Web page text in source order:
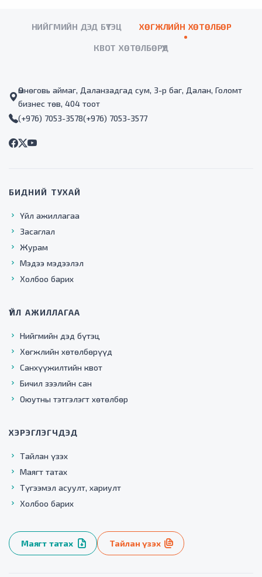
НИЙГМИЙН ДЭД БҮТЭЦ ХӨГЖЛИЙН ХӨТӨЛБӨР
КВОТ ХӨТӨЛБӨРҮҮД
Өмнөговь аймаг, Даланзадгад сум, 3-р баг, Далан, Голомт
бизнес төв, 404 тоот
(+976) 7053-3578(+976) 7053-3577
БИДНИЙ ТУХАЙ
Үйл ажиллагаа
Засаглал
Журам
Мэдээ мэдээлэл
Холбоо барих
ҮЙЛ АЖИЛЛАГАА
Нийгмийн дэд бүтэц
Хөгжлийн хөтөлбөрүүд
Санхүүжилтийн квот
Бичил зээлийн сан
Оюутны тэтгэлэгт хөтөлбөр
ХЭРЭГЛЭГЧДЭД
Тайлан үзэх
Маягт татах
Түгээмэл асуулт, хариулт
Холбоо барих
Маягт татах Тайлан үзэх